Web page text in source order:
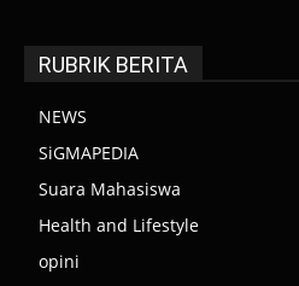
RUBRIK BERITA
NEWS
SiGMAPEDIA
Suara Mahasiswa
Health and Lifestyle
opini